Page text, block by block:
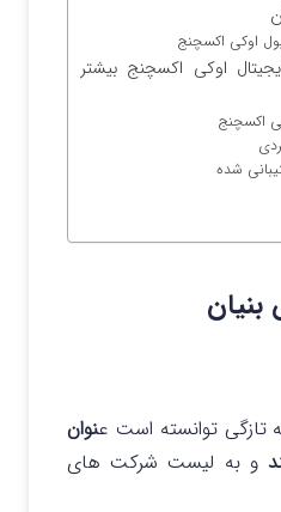
اوکی اکسچنج
اوکی اکسچنج بیشتر
اکسچنج
شده
تازگی توانسته است عنوان
و به لیست شرکت های